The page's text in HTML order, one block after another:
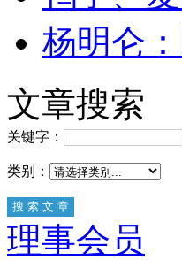
杨明仑
文章搜索
关键字：
类别：
理事会员